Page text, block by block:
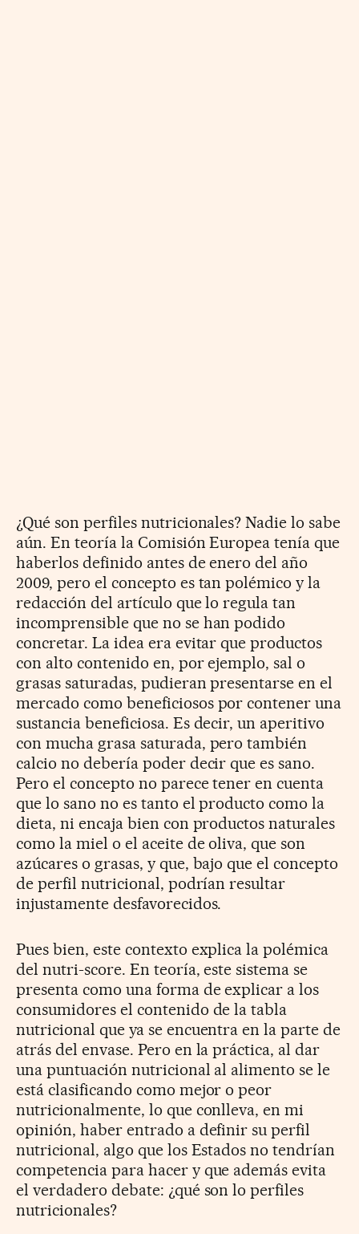
¿Qué son perfiles nutricionales? Nadie lo sabe
aún. En teoría la Comisión Europea tenía que
haberlos definido antes de enero del año
2009, pero el concepto es tan polémico y la
redacción del artículo que lo regula tan
incomprensible que no se han podido
concretar. La idea era evitar que productos
con alto contenido en, por ejemplo, sal o
grasas saturadas, pudieran presentarse en el
mercado como beneficiosos por contener una
sustancia beneficiosa. Es decir, un aperitivo
con mucha grasa saturada, pero también
calcio no debería poder decir que es sano.
Pero el concepto no parece tener en cuenta
que lo sano no es tanto el producto como la
dieta, ni encaja bien con productos naturales
como la miel o el aceite de oliva, que son
azúcares o grasas, y que, bajo que el concepto
de perfil nutricional, podrían resultar
injustamente desfavorecidos.
Pues bien, este contexto explica la polémica
del nutri-score. En teoría, este sistema se
presenta como una forma de explicar a los
consumidores el contenido de la tabla
nutricional que ya se encuentra en la parte de
atrás del envase. Pero en la práctica, al dar
una puntuación nutricional al alimento se le
está clasificando como mejor o peor
nutricionalmente, lo que conlleva, en mi
opinión, haber entrado a definir su perfil
nutricional, algo que los Estados no tendrían
competencia para hacer y que además evita
el verdadero debate: ¿qué son lo perfiles
nutricionales?